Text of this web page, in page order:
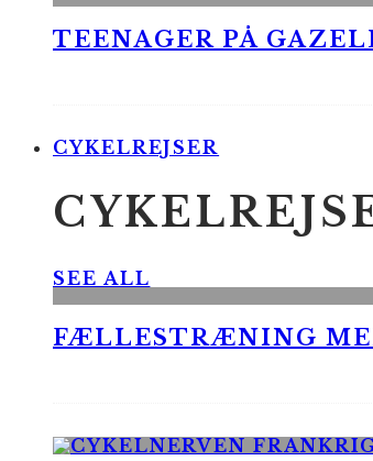
TEENAGER PÅ
CYKELREJSER
SEE ALL
FÆLLESTRÆNING